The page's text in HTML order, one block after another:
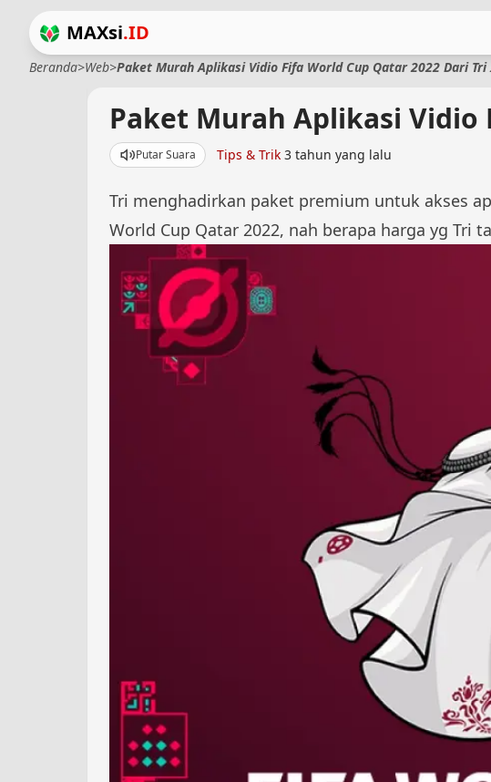
MAXsi.ID
Beranda>Web>Paket Murah Aplikasi Vidio Fifa World Cup Qatar 2022 Dari Tri
Paket Murah Aplikasi Vidio
Putar Suara Tips & Trik 3 tahun yang lalu
Tri menghadirkan paket premium untuk akses
World Cup Qatar 2022, nah berapa harga yg Tri